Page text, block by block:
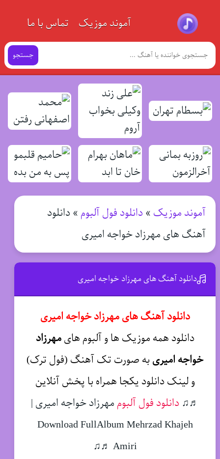
آموند موزیک تماس با ما
جستجو
آموند موزیک »دانلود فول آلبوم »دانلود
آهنگ های مهرزاد خواجه امیری
دانلود آهنگ های مهرزاد خواجه امیری
دانلود آهنگ های مهرزاد خواجه امیری
دانلود همه موزیک ها و آلبوم هایمهرزاد
خواجه امیری به صورت تک آهنگ (فول ترک)
و لینک دانلود یکجا همراه با پخش آنلاین
♬♫ دانلود فول آلبوم مهرزاد خواجه امیری |
Download FullAlbum Mehrzad Khajeh
Amiri ♬♫